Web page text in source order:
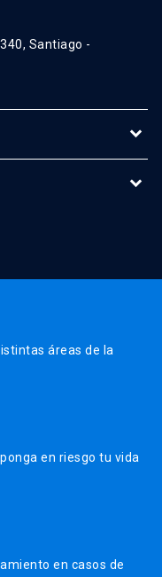
Santiago -
áreas de la
en riesgo tu vida
en casos de